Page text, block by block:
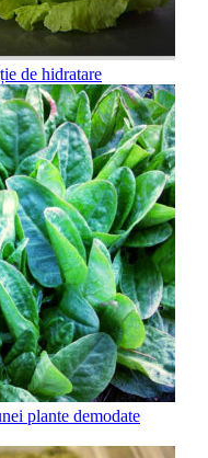
de hidratare
plante demodate